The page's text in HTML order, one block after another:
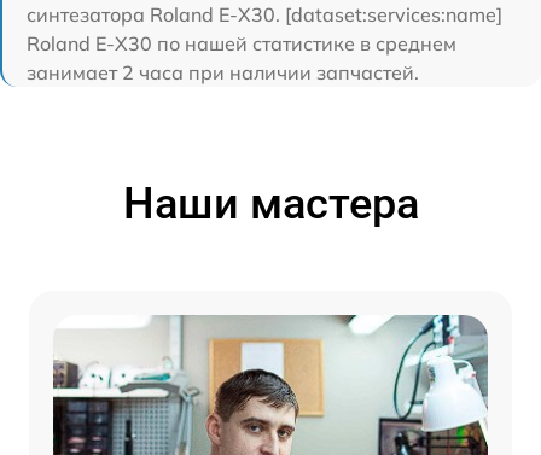
синтезатора Roland E-X30. [dataset:services:name]
Roland E-X30 по нашей статистике в среднем
занимает 2 часа при наличии запчастей.
Наши мастера